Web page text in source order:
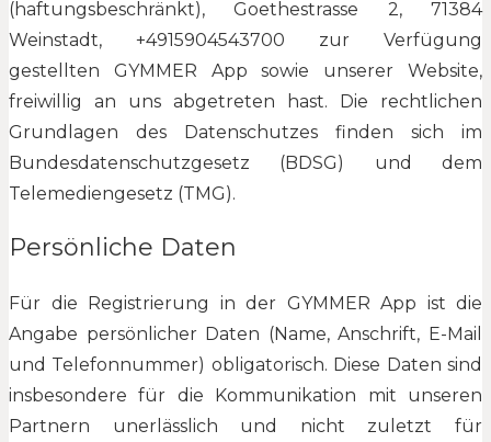
(haftungsbeschränkt), Goethestrasse 2, 71384
Weinstadt, +4915904543700 zur Verfügung
gestellten GYMMER App sowie unserer Website,
freiwillig an uns abgetreten hast. Die rechtlichen
Grundlagen des Datenschutzes finden sich im
Bundesdatenschutzgesetz (BDSG) und dem
Telemediengesetz (TMG).
Persönliche Daten
Für die Registrierung in der GYMMER App ist die
Angabe persönlicher Daten (Name, Anschrift, E-Mail
und Telefonnummer) obligatorisch. Diese Daten sind
insbesondere für die Kommunikation mit unseren
Partnern unerlässlich und nicht zuletzt für